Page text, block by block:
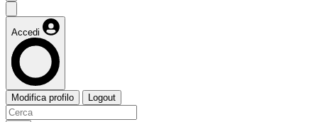
Accedi
Modifica profilo Logout